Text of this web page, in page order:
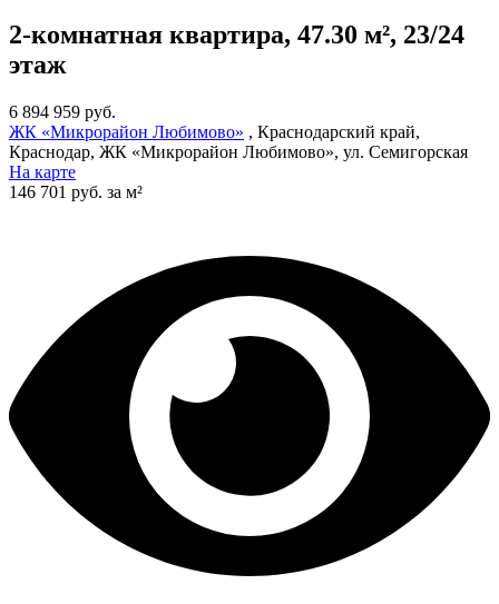
2-комнатная квартира, 47.30 м², 23/24
этаж
6 894 959 руб.
ЖК «Микрорайон Любимово» , Краснодарский край,
Краснодар, ЖК «Микрорайон Любимово», ул. Семигорская
На карте
146 701 руб. за м²